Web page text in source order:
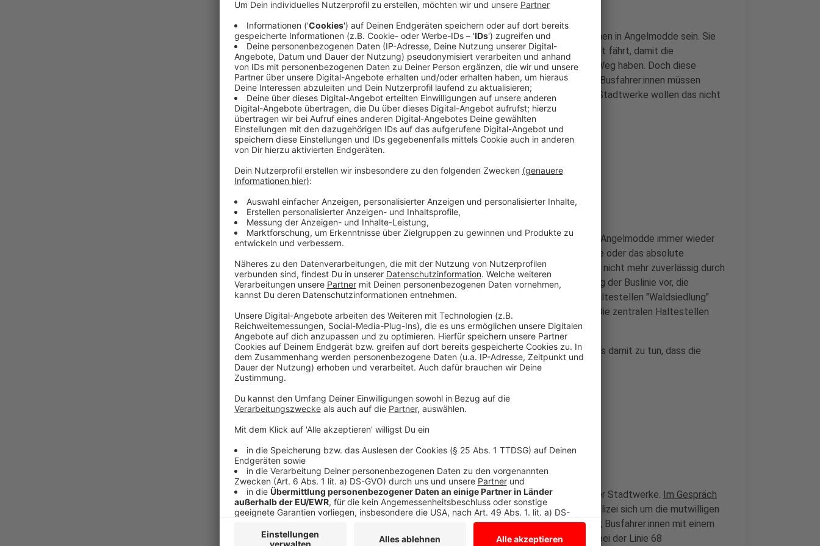
Eigentlich sollte die Buslinie 68 ein gutes Angebot für die Menschen in Angelmodde sein. Sie
ersetzt die reguläre Linie 6, die aktuell wegen einer Baustelle nicht fährt, damit die
Angelmodder weiterhin eine Busverbindung mit dem Albersloher Weg haben. Doch diese
Verbindung soll ab Mittwoch (19.03.) verändert werden. Denn die Busfahrer:innen müssen
regelmäßig erleben, dass sie bei ihrer Arbeit gestört werden. Die Stadtwerke wollen das nicht
mehr hinnehmen.
Anzeige
Busfahrer:innen mit Laserpointern geblendet
Die Busfahrer:innen werden vor allem im Bereich der Buswende in Angelmodde immer wieder
mit Laserpointern geblendet, Personen setzen sich auf die Straße oder das absolute
Halteverbote wird missachtet. So kommen die Busse der Linie 68 nicht mehr zuverlässig durch
die Buswende. Die Stadtwerke ziehen deshalb jetzt eine Änderung der Buslinie vor, die
aufgrund einer Baustelle eh bald notwendig werden würde: Die Haltestellen "Waldsiedlung"
und "Heinrich-von-Stephan-Ring" werden nicht mehr angefahren. Die zentralen Haltestellen
Junker-Jörg-Platz und Am Schütthook werden weiter bedient.
Außerdem wird nur noch ein kleinerer Bus fahren. Das hat allerdings damit zu tun, dass die
Nachfrage auf der Linie geringer ist als zunächst erwartet.
Angelmodder Bezirksbürgermeister enttäuscht
Anzeige
Bezirksbürgermeister Peter Bensmann bedauert das Vorgehen der Stadtwerke. Im Gespräch
mit den Westfälischen Nachrichtenwünschte er sich, dass die Polizei sich um die mutwilligen
Störer:innen des Busverkehrs kümmert. Es sei kein Kavaliersdelikt, Busfahrer:innen mit einem
Laserpointer zu attackieren. Die Stadtwerke kündigten indes an, bei der Linie 68